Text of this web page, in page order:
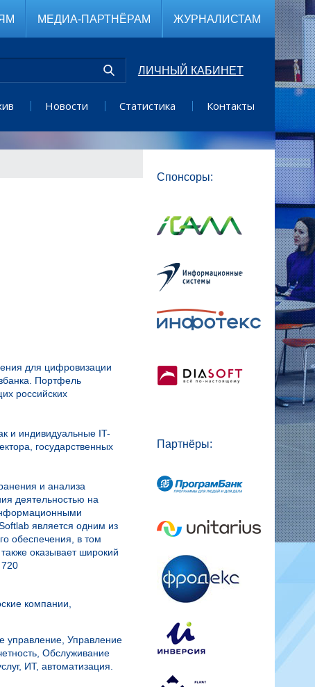
МЕДИА-ПАРТНЁРАМ ЖУРНАЛИСТАМ
ЛИЧНЫЙ КАБИНЕТ
Новости Статистика Контакты
для цифровизации
Портфель
российских
и индивидуальные IT-
государственных
и анализа
деятельностью на
является одним из
обеспечения, в том
оказывает широкий
компании,
управление, Управление
Обслуживание
ИТ, автоматизация.
Спонсоры:
Партнёры: